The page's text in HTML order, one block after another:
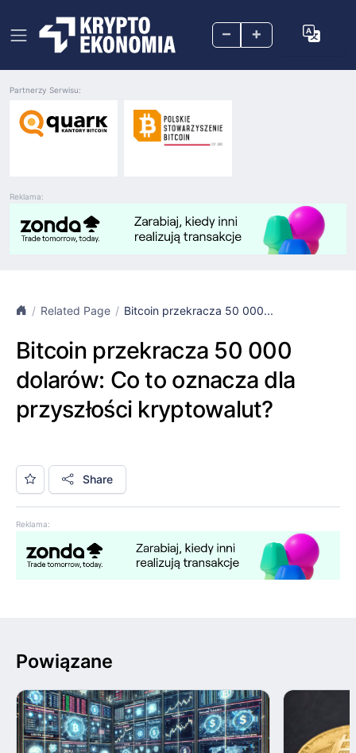
– +
Reklama:
Partnerzy Serwisu:
Related Page Bitcoin przekracza 50 000...
Bitcoin przekracza 50 000
dolarów: Co to oznacza dla
przyszłości kryptowalut?
Share
Reklama:
Powiązane